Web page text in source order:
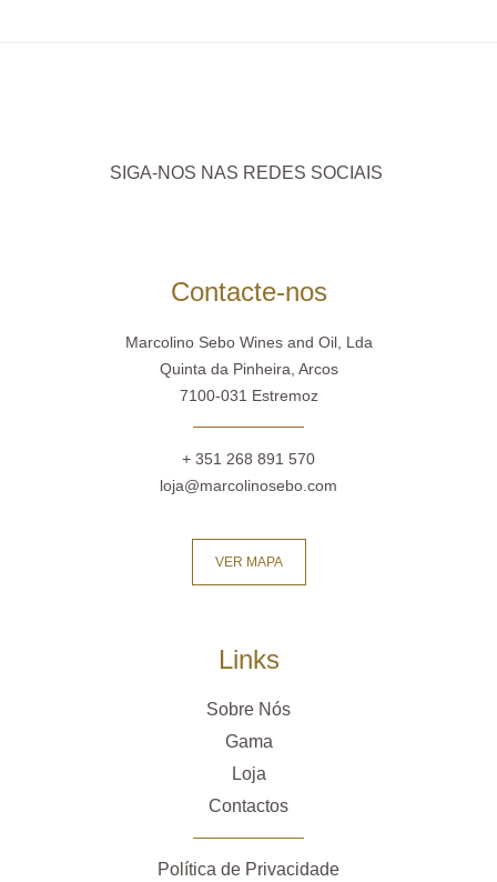
SIGA-NOS NAS REDES SOCIAIS
Contacte-nos
Marcolino Sebo Wines and Oil, Lda
Quinta da Pinheira, Arcos
7100-031 Estremoz
+ 351 268 891 570
loja@marcolinosebo.com
VER MAPA
Links
Sobre Nós
Gama
Loja
Contactos
Política de Privacidade